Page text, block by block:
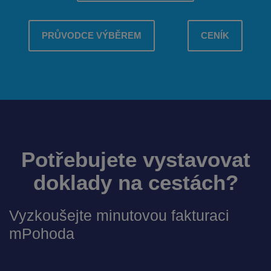
PRŮVODCE VÝBĚREM CENÍK
Potřebujete vystavovat
doklady na cestách?
Vyzkoušejte minutovou fakturaci
mPohoda